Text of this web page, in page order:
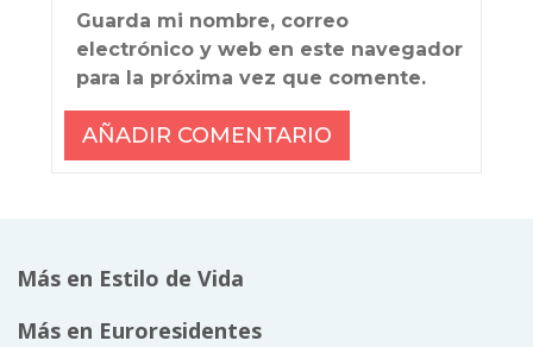
Guarda mi nombre, correo
electrónico y web en este navegador
para la próxima vez que comente.
Más en Estilo de Vida
Más en Euroresidentes